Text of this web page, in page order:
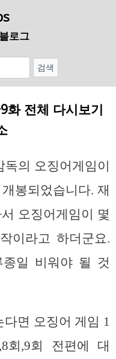
로그
화 전체 다시보기
독의 오징어게임이
봉되었습니다. 재
오징어게임이 몇
이라고 하더군요.
종일 비워야 될 것
면 오징어 게임 1
회,9회 전편에 대